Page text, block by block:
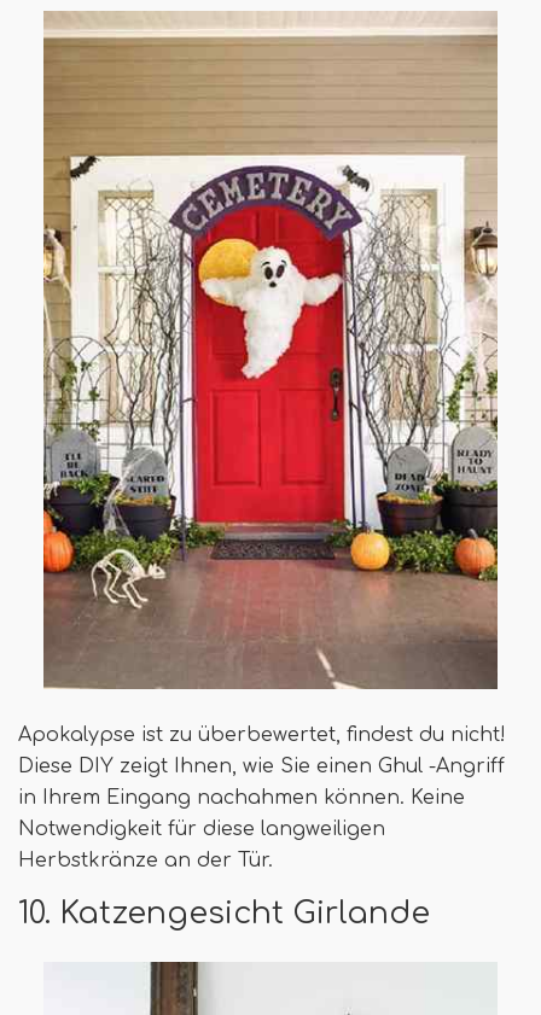
Apokalypse ist zu überbewertet, findest du nicht!
Diese DIY zeigt Ihnen, wie Sie einen Ghul -Angriff
in Ihrem Eingang nachahmen können. Keine
Notwendigkeit für diese langweiligen
Herbstkränze an der Tür.
10. Katzengesicht Girlande